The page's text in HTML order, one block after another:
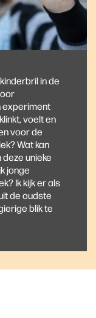
in de
experiment
voelt en
voor de
Wat kan
unieke
jonge
Ik kijk er als
de oudste
blik te